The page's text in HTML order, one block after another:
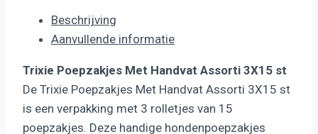
Beschrijving
Aanvullende informatie
Trixie Poepzakjes Met Handvat Assorti 3X15 st
De Trixie Poepzakjes Met Handvat Assorti 3X15 st
is een verpakking met 3 rolletjes van 15
poepzakjes. Deze handige hondenpoepzakjes